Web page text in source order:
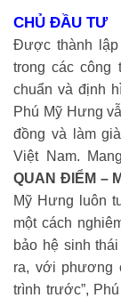
CHỦ ĐẦU TƯ
Được thành lập
trong các công
chuẩn và định
Phú Mỹ Hưng
đồng và làm
Việt Nam.
QUAN ĐIỂM –
Mỹ Hưng luôn
một cách
bảo hệ sinh
ra, với phương
trình trước”,